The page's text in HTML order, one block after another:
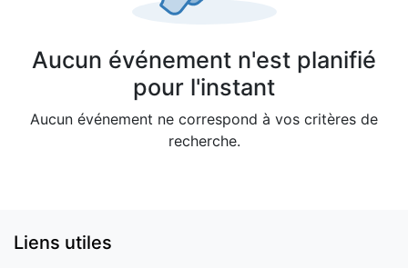
Aucun événement n'est planifié
pour l'instant
Aucun événement ne correspond à vos critères de
recherche.
Liens utiles